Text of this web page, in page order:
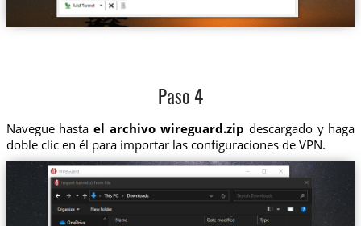
Paso 4
Navegue hastael archivo wireguard.zip descargado y haga
doble clic en él para importar las configuraciones de VPN.